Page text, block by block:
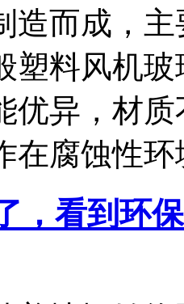
造而成，
塑料风机
优异，材
在腐蚀性环
，看到环